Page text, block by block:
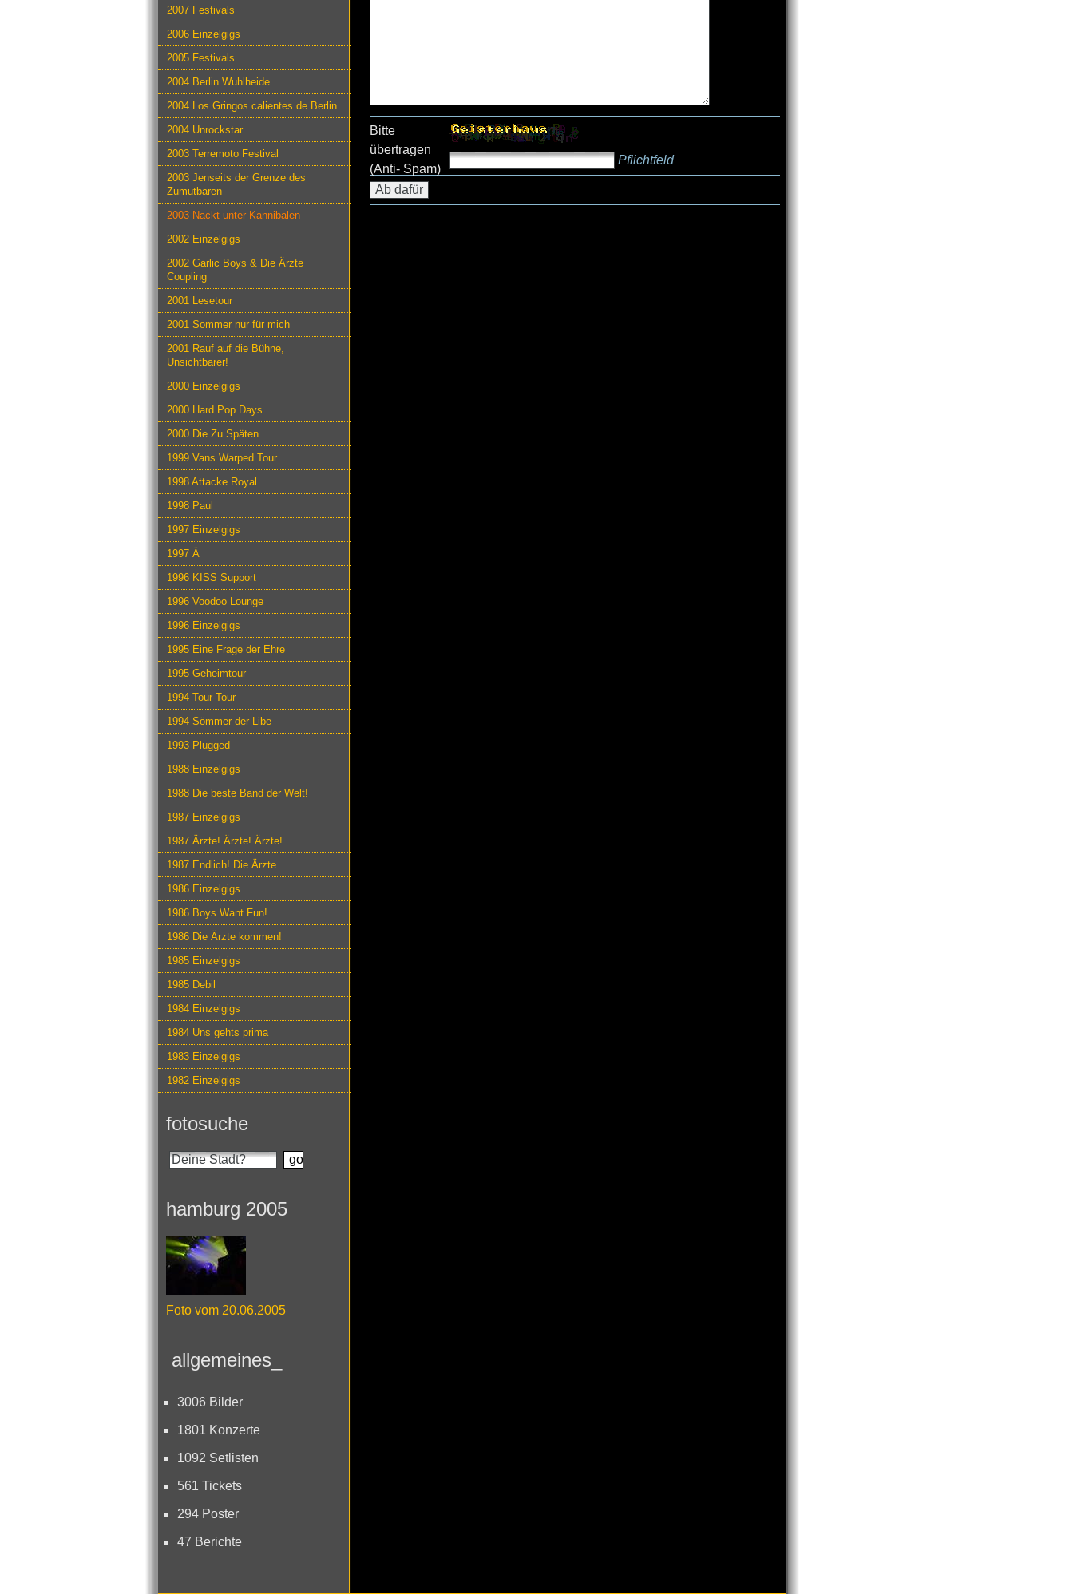
2007 Festivals
2006 Einzelgigs
2005 Festivals
2004 Berlin Wuhlheide
2004 Los Gringos calientes de Berlin
2004 Unrockstar
2003 Terremoto Festival
2003 Jenseits der Grenze des
Zumutbaren
2003 Nackt unter Kannibalen
2002 Einzelgigs
2002 Garlic Boys & Die Ärzte
Coupling
2001 Lesetour
2001 Sommer nur für mich
2001 Rauf auf die Bühne,
Unsichtbarer!
2000 Einzelgigs
2000 Hard Pop Days
2000 Die Zu Späten
1999 Vans Warped Tour
1998 Attacke Royal
1998 Paul
1997 Einzelgigs
1997 Ä
1996 KISS Support
1996 Voodoo Lounge
1996 Einzelgigs
1995 Eine Frage der Ehre
1995 Geheimtour
1994 Tour-Tour
1994 Sömmer der Libe
1993 Plugged
1988 Einzelgigs
1988 Die beste Band der Welt!
1987 Einzelgigs
1987 Ärzte! Ärzte! Ärzte!
1987 Endlich! Die Ärzte
1986 Einzelgigs
1986 Boys Want Fun!
1986 Die Ärzte kommen!
1985 Einzelgigs
1985 Debil
1984 Einzelgigs
1984 Uns gehts prima
1983 Einzelgigs
1982 Einzelgigs
fotosuche
hamburg 2005
Foto vom 20.06.2005
allgemeines_
3006 Bilder
1801 Konzerte
1092 Setlisten
561 Tickets
294 Poster
47 Berichte
Bitte
übertragen
(Anti- Spam)
Pflichtfeld